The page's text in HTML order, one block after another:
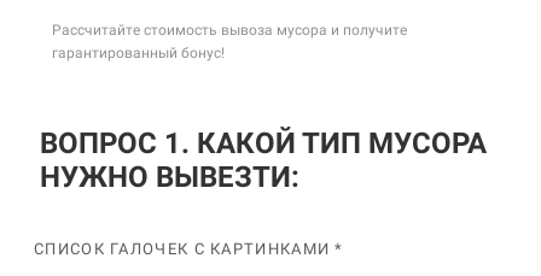
Рассчитайте стоимость вывоза мусора и получите
гарантированный бонус!
ВОПРОС 1. КАКОЙ ТИП МУСОРА
НУЖНО ВЫВЕЗТИ:
СПИСОК ГАЛОЧЕК С КАРТИНКАМИ *